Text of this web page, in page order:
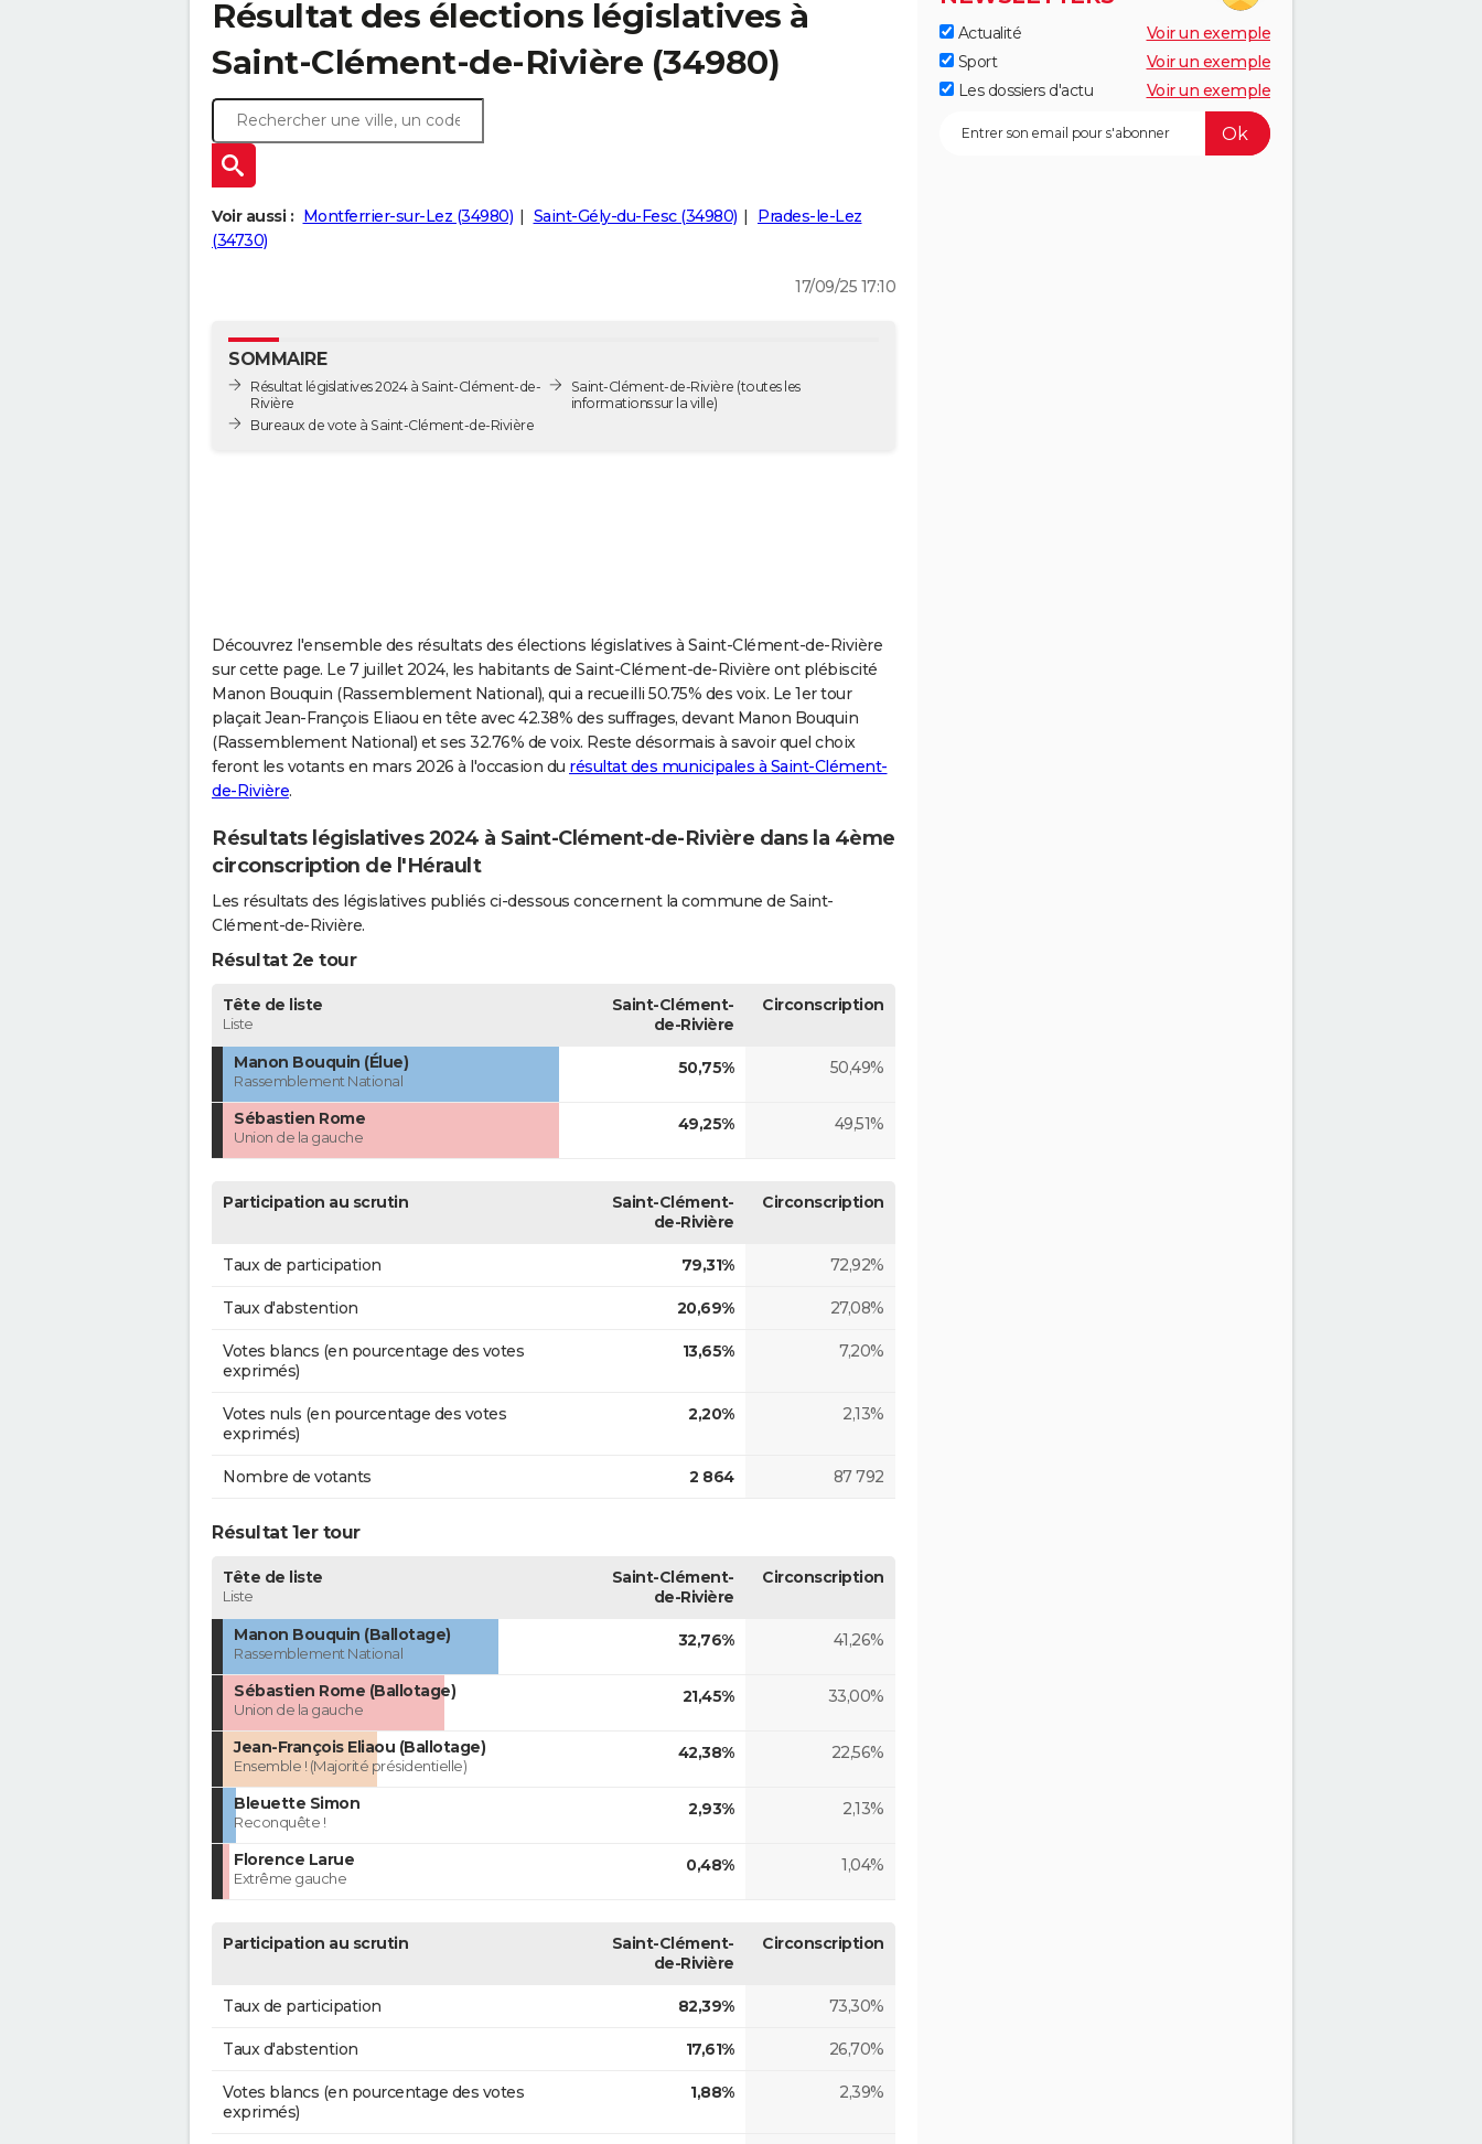
Résultat des élections législatives à
Saint-Clément-de-Rivière (34980)
Voir aussi : Montferrier-sur-Lez (34980) Saint-Gély-du-Fesc (34980)
Prades-le-Lez
(34730)
17/09/25 17:10
SOMMAIRE
Résultat législatives 2024 à Saint-Clément-de-
Rivière
Bureaux de vote à Saint-Clément-de-Rivière
Saint-Clément-de-Rivière (toutes les
informations sur la ville)
Découvrez l'ensemble des résultats des élections législatives à Saint-Clément-de-Rivière
sur cette page. Le 7 juillet 2024, les habitants de Saint-Clément-de-Rivière ont plébiscité
Manon Bouquin (Rassemblement National), qui a recueilli 50.75% des voix. Le 1er tour
plaçait Jean-François Eliaou en tête avec 42.38% des suffrages, devant Manon Bouquin
(Rassemblement National) et ses 32.76% de voix. Reste désormais à savoir quel choix
feront les votants en mars 2026 à l'occasion du résultat des municipales à Saint-Clément-
de-Rivière.
Résultats législatives 2024 à Saint-Clément-de-Rivière dans la 4ème
circonscription de l'Hérault
Les résultats des législatives publiés ci-dessous concernent la commune de Saint-
Clément-de-Rivière.
Résultat 2e tour
Tête de liste
Liste
Saint-Clément-
de-Rivière
Circonscription
Manon Bouquin (Élue)
Rassemblement National
50,75% 50,49%
Sébastien Rome
Union de la gauche
49,25% 49,51%
Participation au scrutin
Saint-Clément-
de-Rivière
Circonscription
Taux de participation 79,31% 72,92%
Taux d'abstention 20,69% 27,08%
Votes blancs (en pourcentage des votes
exprimés)
13,65% 7,20%
Votes nuls (en pourcentage des votes
exprimés)
2,20% 2,13%
Nombre de votants 2 864 87 792
Résultat 1er tour
Tête de liste
Liste
Saint-Clément-
de-Rivière
Circonscription
Manon Bouquin (Ballotage)
Rassemblement National
32,76% 41,26%
Sébastien Rome (Ballotage)
Union de la gauche
21,45% 33,00%
Jean-François Eliaou (Ballotage)
Ensemble ! (Majorité présidentielle)
42,38% 22,56%
Bleuette Simon
Reconquête !
2,93% 2,13%
Florence Larue
Extrême gauche
0,48% 1,04%
Participation au scrutin
Saint-Clément-
de-Rivière
Circonscription
Taux de participation 82,39% 73,30%
Taux d'abstention 17,61% 26,70%
Votes blancs (en pourcentage des votes
exprimés)
1,88% 2,39%
Actualité
Voir un exemple
Sport
Voir un exemple
Les dossiers d'actu
Voir un exemple